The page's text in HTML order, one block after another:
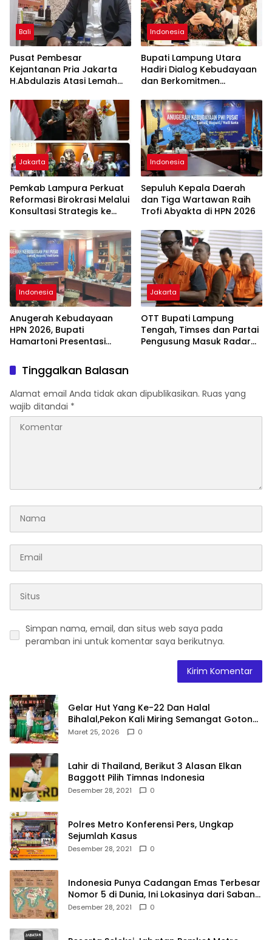
Bali
Pusat Pembesar
Kejantanan Pria Jakarta
H.Abdulazis Atasi Lemah
Indonesia
Bupati Lampung Utara
Hadiri Dialog Kebudayaan
dan Berkomitmen
Budaya Lokal
Jakarta
Pemkab Lampura Perkuat
Reformasi Birokrasi Melalui
Konsultasi Strategis ke
Indonesia
Sepuluh Kepala Daerah
dan Tiga Wartawan Raih
Trofi Abyakta di HPN 2026
Indonesia
Anugerah Kebudayaan
HPN 2026, Bupati
Hamartoni Presentasi
Jakarta
OTT Bupati Lampung
Tengah, Timses dan Partai
Pengusung Masuk Radar
Tinggalkan Balasan
Alamat email Anda tidak akan dipublikasikan. Ruas yang
wajib ditandai *
Simpan nama, email, dan situs web saya pada
peramban ini untuk komentar saya berikutnya.
Gelar Hut Yang Ke-22 Dan Halal
Bihalal,Pekon Kali Miring Semangat Gotong
Royong
Maret 25, 2026 0
Lahir di Thailand, Berikut 3 Alasan Elkan
Baggott Pilih Timnas Indonesia
Desember 28, 2021 0
Polres Metro Konferensi Pers, Ungkap
Sejumlah Kasus
Desember 28, 2021 0
Indonesia Punya Cadangan Emas Terbesar
Nomor 5 di Dunia, Ini Lokasinya dari Sabang
hingga Merauke
Desember 28, 2021 0